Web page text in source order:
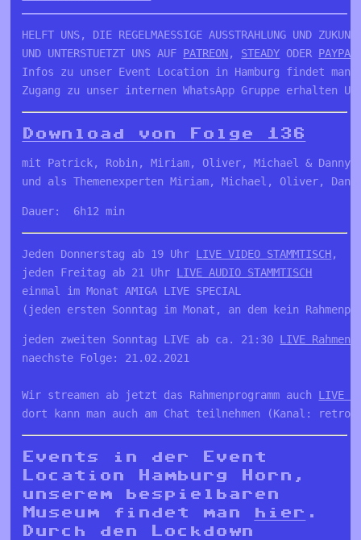
HELFT UNS, DIE REGELMAESSIGE AUSSTRAHLUNG UND
UND UNTERSTUETZT UNS AUF PATREON, STEADY ODER
Infos zu unser Event Location in Hamburg findet man
Zugang zu unser internen WhatsApp Gruppe erhalten
Download von Folge 136
mit Patrick, Robin, Miriam, Oliver, Michael & Danny
und als Themenexperten Miriam, Michael, Oliver,
Dauer:  6h12 min
Jeden Donnerstag ab 19 Uhr LIVE VIDEO STAMMTISCH,
jeden Freitag ab 21 Uhr LIVE AUDIO STAMMTISCH
einmal im Monat AMIGA LIVE SPECIAL
(jeden ersten Sonntag im Monat, an dem kein
jeden zweiten Sonntag LIVE ab ca. 21:30 LIVE
naechste Folge: 21.02.2021
Wir streamen ab jetzt das Rahmenprogramm auch LIVE
dort kann man auch am Chat teilnehmen (Kanal:
Events in der Event
Location Hamburg Horn,
unserem bespielbaren
Museum findet man hier .
Durch den Lockdown